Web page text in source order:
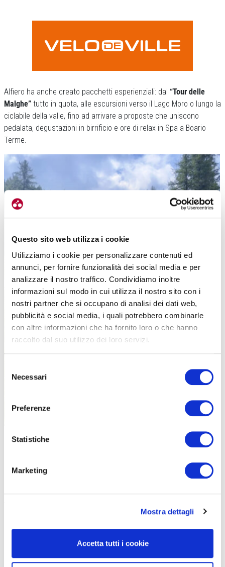
Questo sito web utilizza i cookie
Utilizziamo i cookie per personalizzare contenuti ed
annunci, per fornire funzionalità dei social media e per
analizzare il nostro traffico. Condividiamo inoltre
informazioni sul modo in cui utilizza il nostro sito con i
nostri partner che si occupano di analisi dei dati web,
pubblicità e social media, i quali potrebbero combinarle
con altre informazioni che ha fornito loro o che hanno
raccolto dal suo utilizzo dei loro servizi.
delNecessari
Preferenze
Statistiche
Marketing
Mostra dettagli
Accetta tutti i cookie
Alfiero ha anche creato pacchetti esperienziali: dal “Tour delle
Malghe” tutto in quota, alle escursioni verso il Lago Moro o lungo la
ciclabile della valle, fino ad arrivare a proposte che uniscono
pedalata, degustazioni in birrificio e ore di relax in Spa a Boario
Terme.
anche nel sapersi orientare (foto Nolo Il Ginepro)
ancora una mappa ufficiale per dirla in modo semplice. «Purtroppo
stessa strada, almeno per i neofiti. Gli esperti qualche loop
riescono a farlo. Ma è qui che stanno entrando in gioco il